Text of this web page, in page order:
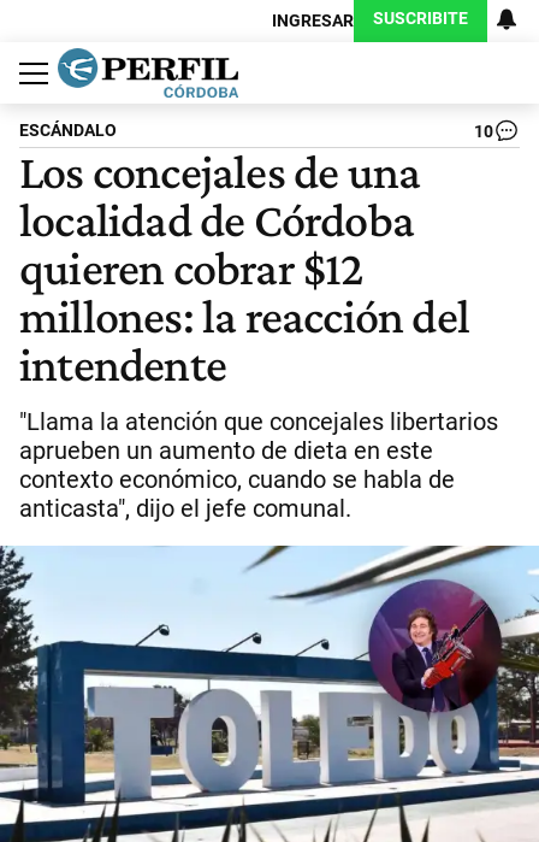
INGRESAR SUSCRIBITE
Política
Economía
Judiciales
Sociedad
Cultura
Espectáculos
Deportes
Protagonistas
ESCÁNDALO 10
Los concejales de una
localidad de Córdoba
quieren cobrar $12
millones: la reacción del
intendente
"Llama la atención que concejales libertarios
aprueben un aumento de dieta en este
contexto económico, cuando se habla de
anticasta", dijo el jefe comunal.